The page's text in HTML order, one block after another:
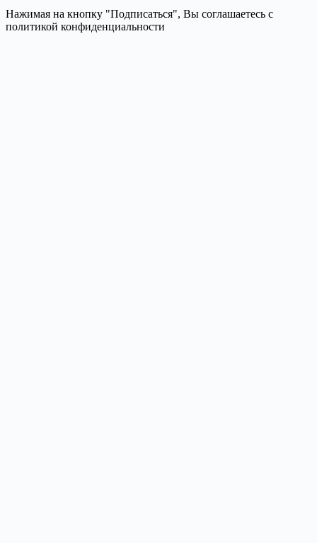
Нажимая на кнопку "Подписаться", Вы соглашаетесь с
политикой конфиденциальности